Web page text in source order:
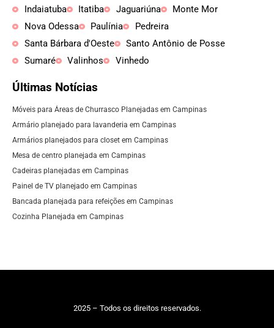
Indaiatuba
Itatiba Jaguariúna
Monte Mor
Nova Odessa
Paulínia
Pedreira
Santa Bárbara d'Oeste
Santo Antônio de Posse
Sumaré
Valinhos Vinhedo
Últimas Notícias
Móveis para Áreas de Churrasco Planejadas em Campinas
Armário planejado para lavanderia em Campinas
Armários planejados para closet em Campinas
Mesa de centro planejada em Campinas
Cadeiras planejadas em Campinas
Painel de TV planejado em Campinas
Bancada planejada para refeições em Campinas
Cozinha Planejada em Campinas
2025 – Todos os direitos reservados.